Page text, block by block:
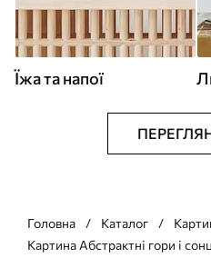
Їжа та напої
Головна Каталог
Картина Абстрактні гори і